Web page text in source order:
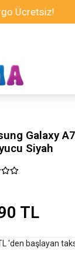
Galaxy
Siyah
TL
'den başlayan